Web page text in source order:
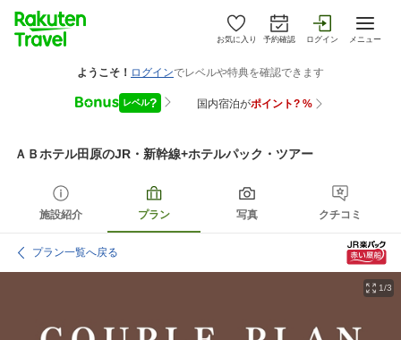
お気に入り 予約確認 ログイン メニュー
ＡＢホテル田原のJR・新幹線+ホテルパック・ツアー
施設紹介 プラン 写真 クチコミ
プラン一覧へ戻る
1/3